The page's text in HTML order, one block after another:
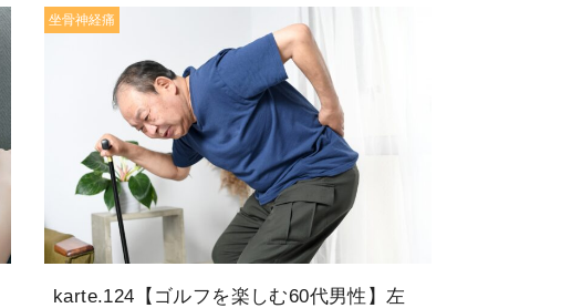
坐骨神経痛
karte.124【ゴルフを楽しむ60代男性】左